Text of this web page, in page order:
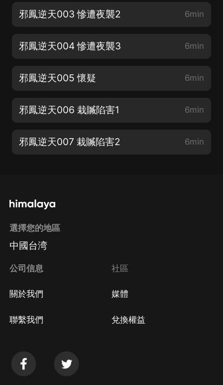
邪鳳逆天003 慘遭夜襲2 6min
邪鳳逆天004 慘遭夜襲3 6min
邪鳳逆天005 懷疑 6min
邪鳳逆天006 栽贓陷害1 6min
邪鳳逆天007 栽贓陷害2 6min
選擇您的地區
中國台湾
公司信息
關於我們
聯繫我們
社區
媒體
兌換權益